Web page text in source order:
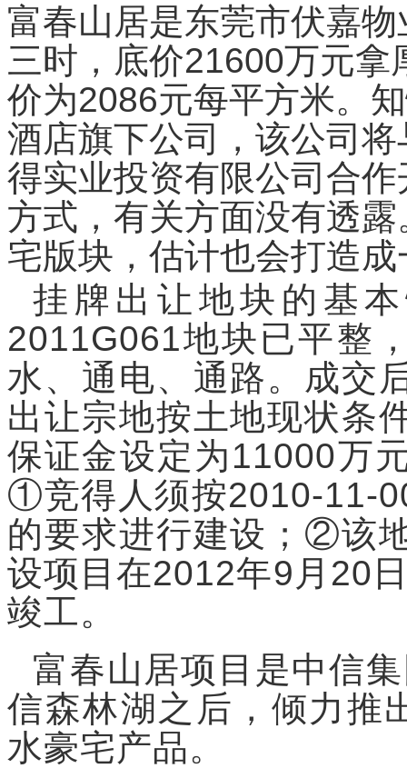
富春山居是东莞市伏嘉
三时，底价21600万元
价为2086元每平方米。
酒店旗下公司，该公司
得实业投资有限公司合
方式，有关方面没有透
宅版块，估计也会打造
挂牌出让地块的基
2011G061地块已平整
水、通电、通路。成交
出让宗地按土地现状条
保证金设定为11000万
①竞得人须按2010-11-
的要求进行建设；②该
设项目在2012年9月20
竣工。
富春山居项目是中信
信森林湖之后，倾力推
水豪宅产品。